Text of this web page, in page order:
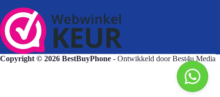
Copyright © 2026 BestBuyPhone - Ontwikkeld doorBest4u Media